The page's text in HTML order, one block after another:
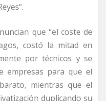
que “el coste de
costó la mitad en
por técnicos y se
empresas para que el
mientras que el
duplicando su